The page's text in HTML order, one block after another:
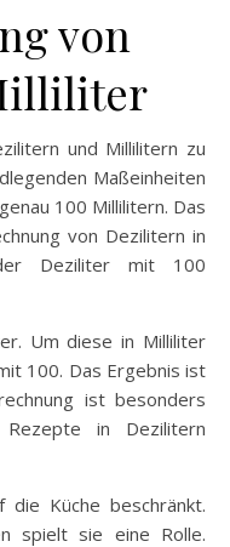
von
und Millilitern zu
Maßeinheiten
100 Millilitern. Das
von Dezilitern in
Deziliter mit 100
Um diese in Milliliter
100. Das Ergebnis ist
ist besonders
in Dezilitern
Küche beschränkt.
spielt sie eine Rolle.